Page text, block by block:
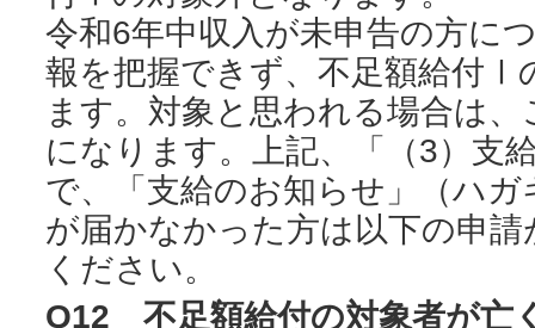
令和6年中収入が未申告の方に
報を把握できず、不足額給付Ⅰ
ます。対象と思われる場合は
になります。上記、「（3）支
で、「支給のお知らせ」（ハ
が届かなかった方は以下の申
ください。
Q12 不足額給付の対象者が亡